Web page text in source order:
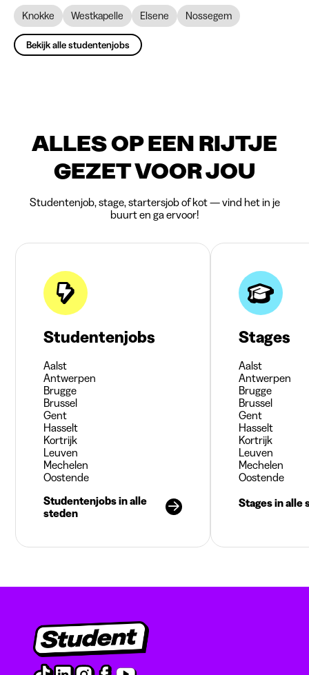
Knokke Westkapelle Elsene Nossegem
Bekijk alle studentenjobs
ALLES OP EEN RIJTJE
GEZET VOOR JOU
Studentenjob, stage, startersjob of kot — vind het in je
buurt en ga ervoor!
Studentenjobs
Aalst
Antwerpen
Brugge
Brussel
Gent
Hasselt
Kortrijk
Leuven
Mechelen
Oostende
Studentenjobs in alle
steden
Stages
Aalst
Antwerpen
Brugge
Brussel
Gent
Hasselt
Kortrijk
Leuven
Mechelen
Oostende
Stages in alle